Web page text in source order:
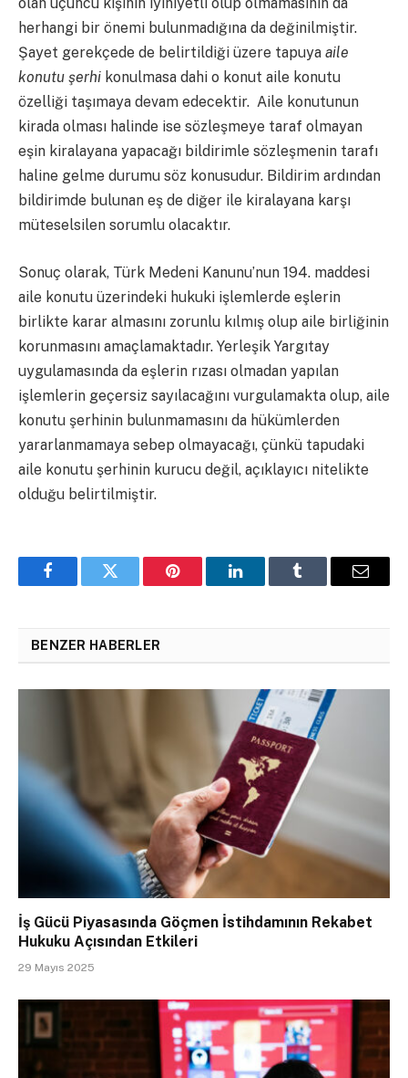
herhangi bir önemi bulunmadığına da değinilmiştir.
Şayet gerekçede de belirtildiği üzere tapuya aile
konutu şerhi konulmasa dahi o konut aile konutu
özelliği taşımaya devam edecektir. Aile konutunun
kirada olması halinde ise sözleşmeye taraf olmayan
eşin kiralayana yapacağı bildirimle sözleşmenin tarafı
haline gelme durumu söz konusudur. Bildirim ardından
bildirimde bulunan eş de diğer ile kiralayana karşı
müteselsilen sorumlu olacaktır.
Sonuç olarak, Türk Medeni Kanunu’nun 194. maddesi
aile konutu üzerindeki hukuki işlemlerde eşlerin
birlikte karar almasını zorunlu kılmış olup aile birliğinin
korunmasını amaçlamaktadır. Yerleşik Yargıtay
uygulamasında da eşlerin rızası olmadan yapılan
işlemlerin geçersiz sayılacağını vurgulamakta olup, aile
konutu şerhinin bulunmamasını da hükümlerden
yararlanmamaya sebep olmayacağı, çünkü tapudaki
aile konutu şerhinin kurucu değil, açıklayıcı nitelikte
olduğu belirtilmiştir.
FacebookTwitter Pinterest LinkedInTumblr Email
BENZER HABERLER
İş Gücü Piyasasında Göçmen İstihdamının Rekabet
Hukuku Açısından Etkileri
29 Mayıs 2025